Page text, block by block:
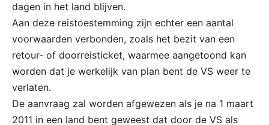
dagen in het land blijven.
Aan deze reistoestemming zijn echter een aantal
voorwaarden verbonden, zoals het bezit van een
retour- of doorreisticket, waarmee aangetoond kan
worden dat je werkelijk van plan bent de VS weer te
verlaten.
De aanvraag zal worden afgewezen als je na 1 maart
2011 in een land bent geweest dat door de VS als